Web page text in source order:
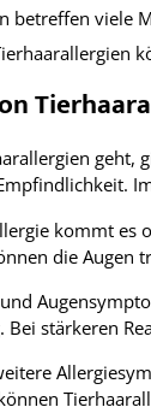
betreffen viele
geht,
kommt es
die Augen
Bei stärkeren